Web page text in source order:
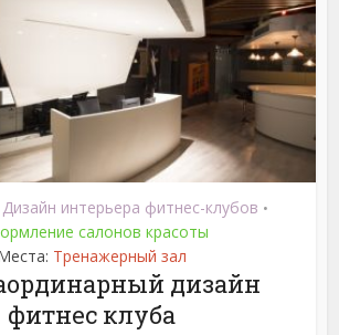
Дизайн интерьера фитнес-клубов •
салонов красоты
Тренажерный зал
дизайн
фитнес клуба